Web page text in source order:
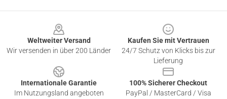
Weltweiter Versand
Wir versenden in über 200 Länder
Kaufen Sie mit Vertrauen
24/7 Schutz von Klicks bis zur
Lieferung
Internationale Garantie
Im Nutzungsland angeboten
100% Sicherer Checkout
PayPal / MasterCard / Visa